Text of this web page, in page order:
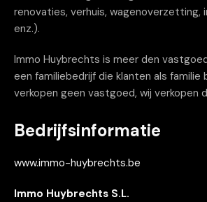
renovaties, verhuis, wagenoverzetting,
enz.).
Immo Huybrechts is meer den
een familiebedrijf die klanten als familie
verkopen geen vastgoed, wij verkopen
Bedrijfsinformatie
www.immo-huybrechts.be
Immo Huybrechts S.L.